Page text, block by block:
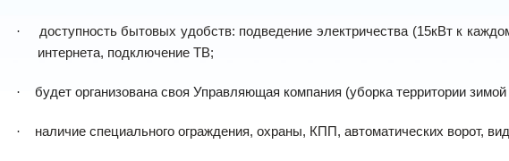
·
доступность бытовых удобств: подведение электричества (15кВт к
интернета, подключение ТВ;
· будет организована своя Управляющая компания (уборка территории зимой
· наличие специального ограждения, охраны, КПП, автоматических ворот,